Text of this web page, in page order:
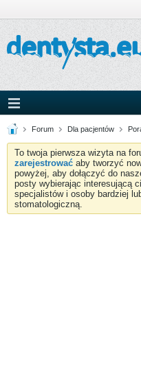
Forum Dla pacjentów
To twoja pierwsza wizyta na
zarejestrować aby tworzyć
powyżej, aby dołączyć do
posty wybierając interesującą
specjalistów i osoby bardziej
stomatologiczną.